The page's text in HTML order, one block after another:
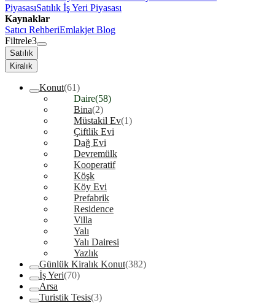
PiyasasıSatılık İş Yeri Piyasası
Kaynaklar
Satıcı RehberiEmlakjet Blog
Filtrele3
Satılık
Kiralık
Konut(61)
Daire(58)
Bina(2)
Müstakil Ev(1)
Çiftlik Evi
Dağ Evi
Devremülk
Kooperatif
Köşk
Köy Evi
Prefabrik
Residence
Villa
Yalı
Yalı Dairesi
Yazlık
Günlük Kiralık Konut(382)
İş Yeri(70)
Arsa
Turistik Tesis(3)